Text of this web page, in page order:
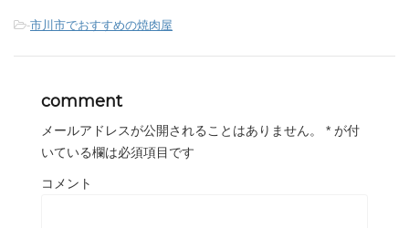
-市川市でおすすめの焼肉屋
comment
メールアドレスが公開されることはありません。 * が付
いている欄は必須項目です
コメント